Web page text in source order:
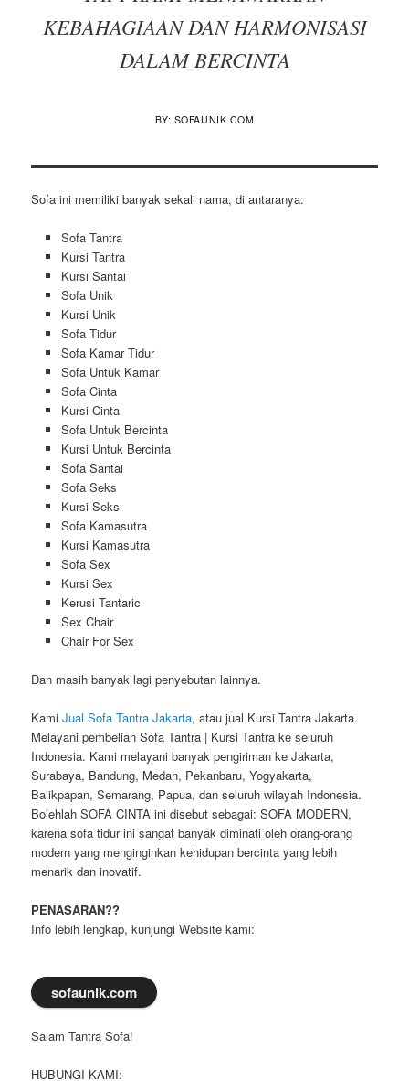
KEBAHAGIAAN DAN HARMONISASI
DALAM BERCINTA
BY: SOFAUNIK.COM
Sofa ini memiliki banyak sekali nama, di antaranya:
Sofa Tantra
Kursi Tantra
Kursi Santai
Sofa Unik
Kursi Unik
Sofa Tidur
Sofa Kamar Tidur
Sofa Untuk Kamar
Sofa Cinta
Kursi Cinta
Sofa Untuk Bercinta
Kursi Untuk Bercinta
Sofa Santai
Sofa Seks
Kursi Seks
Sofa Kamasutra
Kursi Kamasutra
Sofa Sex
Kursi Sex
Kerusi Tantaric
Sex Chair
Chair For Sex
Dan masih banyak lagi penyebutan lainnya.
KamiJual Sofa Tantra Jakarta, atau jual Kursi Tantra Jakarta.
Melayani pembelian Sofa Tantra | Kursi Tantra ke seluruh
Indonesia. Kami melayani banyak pengiriman ke Jakarta,
Surabaya, Bandung, Medan, Pekanbaru, Yogyakarta,
Balikpapan, Semarang, Papua, dan seluruh wilayah Indonesia.
Bolehlah SOFA CINTA ini disebut sebagai: SOFA MODERN,
karena sofa tidur ini sangat banyak diminati oleh orang-orang
modern yang menginginkan kehidupan bercinta yang lebih
menarik dan inovatif.
PENASARAN??
Info lebih lengkap, kunjungi Website kami:
sofaunik.com
Salam Tantra Sofa!
HUBUNGI KAMI: